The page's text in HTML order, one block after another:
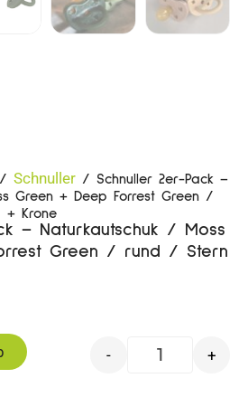
/ Schnuller / Schnuller 2er-Pack –
Green + Deep Forrest Green /
Krone
– Naturkautschuk / Moss
Green / rund / Stern
- +